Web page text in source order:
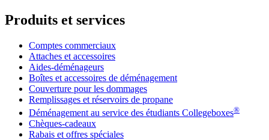
Produits et services
Comptes commerciaux
Attaches et accessoires
Aides-déménageurs
Boîtes et accessoires de déménagement
Couverture pour les dommages
Remplissages et réservoirs de propane
Déménagement au service des étudiants Collegeboxes®
Chèques-cadeaux
Rabais et offres spéciales